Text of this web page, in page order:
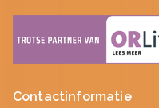
Contactinformatie